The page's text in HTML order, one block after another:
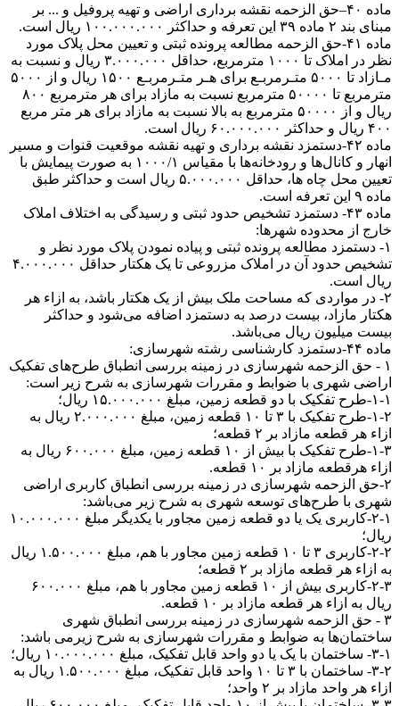
ماده ۴۰–حق الزحمه نقشه برداری اراضی و تهیه پروفیل و ... بر
مبنای بند ۲ ماده ۳۹ این تعرفه و حداکثر ۱۰۰.۰۰۰.۰۰۰ ریال است.
ماده ۴۱-حق الزحمه مطالعه پرونده ثبتی و تعیین محل پلاک مورد
نظر در املاک تا ۱۰۰۰ مترمربع، حداقل ۳.۰۰۰.۰۰۰ ریال و نسبت به
مـازاد تا ۵۰۰۰ متـرمربـع برای هـر متـرمربـع ۱۵۰۰ ریال و از ۵۰۰۰
مترمربع تا ۵۰۰۰۰ مترمربع نسبت به مازاد برای هر مترمربع ۸۰۰
ریال و از ۵۰۰۰۰ مترمربع به بالا نسبت به مازاد برای هر متر مربع
۴۰۰ ریال و حداکثر ۶۰.۰۰۰.۰۰۰ ریال است.
ماده ۴۲-دستمزد نقشه برداری و تهیه نقشه موقعیت قنوات و مسیر
انهار و کانال‌ها و رودخانه‌ها با مقیاس ۱۰۰۰/۱ به صورت پیمایش با
تعیین محل چاه ها، حداقل ۵.۰۰۰.۰۰۰ ریال است و حداکثر طبق
ماده ۹ این تعرفه است.
ماده ۴۳- دستمزد تشخیص حدود ثبتی و رسیدگی به اختلاف املاک
خارج از محدوده شهر‌ها:
۱- دستمزد مطالعه پرونده ثبتی و پیاده نمودن پلاک مورد نظر و
تشخیص حدود آن در املاک مزروعی تا یک هکتار حداقل ۴.۰۰۰.۰۰۰
ریال است.
۲- در مواردی که مساحت ملک بیش از یک هکتار باشد، به ازاء هر
هکتار مازاد، بیست درصد به دستمزد اضافه می‌شود و حداکثر
بیست میلیون ریال می‌باشد.
ماده ۴۴-دستمزد کارشناسی رشته شهرسازی:
۱ - حق الزحمه شهرسازی در زمینه بررسی انطباق طرح‌های تفکیک
اراضی شهری با ضوابط و مقررات شهرسازی به شرح زیر است:
۱-۱-طرح تفکیک با دو قطعه زمین، مبلغ ۱۵.۰۰۰.۰۰۰ ریال؛
۱-۲-طرح تفکیک با ۳ تا ۱۰ قطعه زمین، مبلغ ۲.۰۰۰.۰۰۰ ریال به
ازاء هر قطعه مازاد بر ۲ قطعه؛
۱-۳-طرح تفکیک با بیش از ۱۰ قطعه زمین، مبلغ ۶۰۰.۰۰۰ ریال به
ازاء هرقطعه مازاد بر ۱۰ قطعه.
۲-حق الزحمه شهرسازی در زمینه بررسی انطباق کاربری اراضی
شهری با طرح‌های توسعه شهری به شرح زیر می‌باشد:
۲-۱-کاربری یک یا دو قطعه زمین مجاور با یکدیگر مبلغ ۱۰.۰۰۰.۰۰۰
ریال؛
۲-۲-کاربری ۳ تا ۱۰ قطعه زمین مجاور با هم، مبلغ ۱.۵۰۰.۰۰۰ ریال
به ازاء هر قطعه مازاد بر ۲ قطعه؛
۲-۳-کاربری بیش از ۱۰ قطعه زمین مجاور با هم، مبلغ ۶۰۰.۰۰۰
ریال به ازاء هر قطعه مازاد بر ۱۰ قطعه.
۳ - حق الزحمه شهرسازی در زمینه بررسی انطباق شهری
ساختمان‌ها به ضوابط و مقررات شهرسازی به شرح زیرمی باشد:
۳-۱- ساختمان با یک یا دو واحد قابل تفکیک، مبلغ ۱۰.۰۰۰.۰۰۰ ریال؛
۳-۲- ساختمان با ۳ تا ۱۰ واحد قابل تفکیک، مبلغ ۱.۵۰۰.۰۰۰ ریال به
ازاء هر واحد مازاد بر ۲ واحد؛